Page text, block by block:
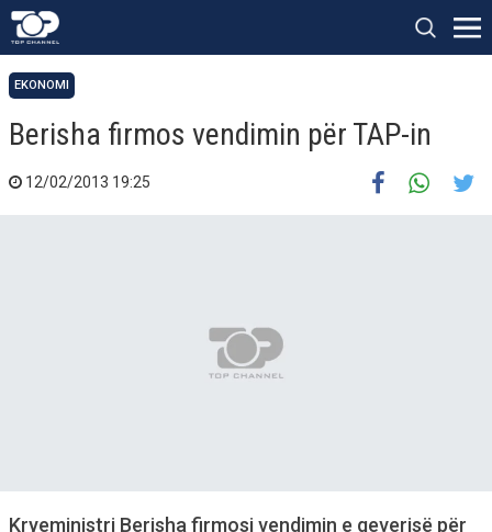
EKONOMI
Berisha firmos vendimin për TAP-in
12/02/2013 19:25
Kryeministri Berisha firmosi vendimin e qeverisë për